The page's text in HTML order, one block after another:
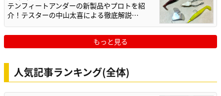
テンフィートアンダーの新製品やプロトを紹
介！テスターの中山太喜による徹底解説…
もっと見る
人気記事ランキング(全体)